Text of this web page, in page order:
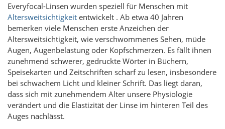
Everyfocal-Linsen wurden speziell für Menschen mit
Altersweitsichtigkeit entwickelt . Ab etwa 40 Jahren
bemerken viele Menschen erste Anzeichen der
Altersweitsichtigkeit, wie verschwommenes Sehen, müde
Augen, Augenbelastung oder Kopfschmerzen. Es fällt ihnen
zunehmend schwerer, gedruckte Wörter in Büchern,
Speisekarten und Zeitschriften scharf zu lesen, insbesondere
bei schwachem Licht und kleiner Schrift. Das liegt daran,
dass sich mit zunehmendem Alter unsere Physiologie
verändert und die Elastizität der Linse im hinteren Teil des
Auges nachlässt.